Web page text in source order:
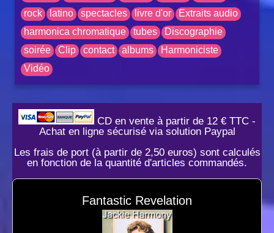
rock
latino spectacles livre d'or
Extraits audio
harmonica chromatique
tubes
Discographie
soirée
Clip contact albums
Harmoniciste
Vidéo
CD en vente à partir de 12 € TTC -
Achat en ligne sécurisé via solution Paypal
Les frais de port (à partir de 2,50 euros) sont calculés
en fonction de la quantité d'articles commandés.
Fantastic Revelation